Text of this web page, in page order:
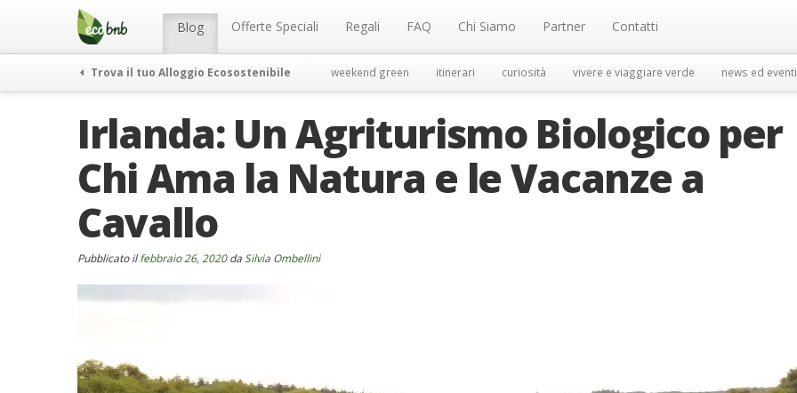
Menu Blog Offerte Speciali Regali FAQ Chi Siamo Partner Contatti
Trova il tuo Alloggio Ecosostenibile weekend green itinerari curiosità vivere e viaggiare verde news ed eventi
Irlanda: Un Agriturismo Biologico per
Chi Ama la Natura e le Vacanze a
Cavallo
Pubblicato ilfebbraio 26, 2020da Silvia Ombellini